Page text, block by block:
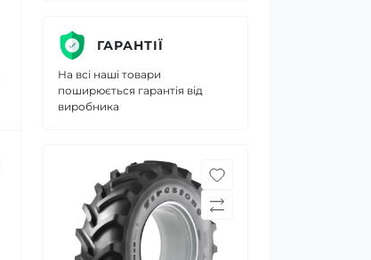
ГАРАНТІЇ
На всі наші товари
поширюється гарантія від
виробника